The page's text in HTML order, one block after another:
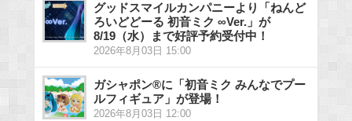
グッドスマイルカンパニーより「ねんど
ろいどどーる 初音ミク ∞Ver.」が
8/19（水）まで好評予約受付中！
2026年8月03日 15:00
ガシャポン®に「初音ミク みんなでプー
ルフィギュア」が登場！
2026年8月03日 12:00